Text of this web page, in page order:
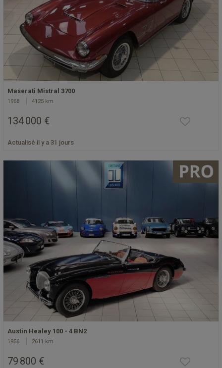
Maserati Mistral 3700
1968 4125 km
134 000 €
Actualisé il y a 31 jours
Austin Healey 100 - 4 BN2
1956 2611 km
79 800 €